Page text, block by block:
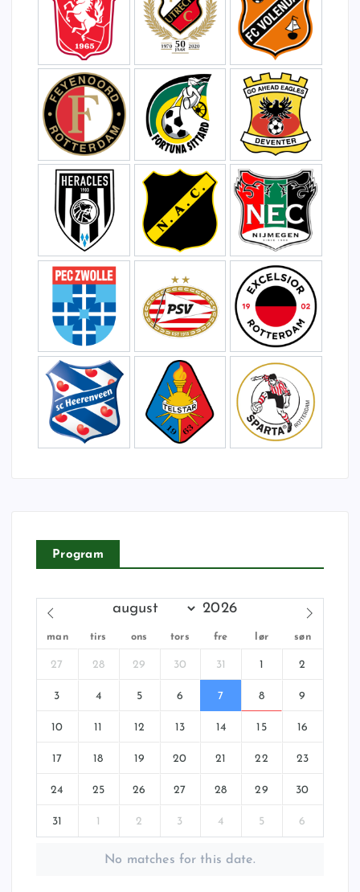
Program
man tirs ons tors fre lør søn
27 28 29 30 31 1 2
3 4 5 6 7 8 9
10 11 12 13 14 15 16
17 18 19 20 21 22 23
24 25 26 27 28 29 30
31 1 2 3 4 5 6
No matches for this date.